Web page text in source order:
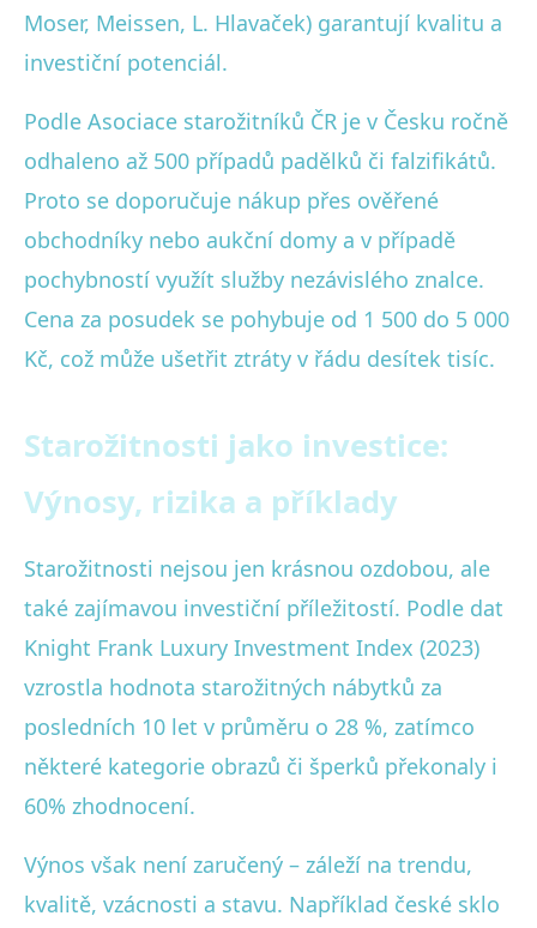
Moser, Meissen, L. Hlavaček) garantují kvalitu a
investiční potenciál.
Podle Asociace starožitníků ČR je v Česku ročně
odhaleno až 500 případů padělků či falzifikátů.
Proto se doporučuje nákup přes ověřené
obchodníky nebo aukční domy a v případě
pochybností využít služby nezávislého znalce.
Cena za posudek se pohybuje od 1 500 do 5 000
Kč, což může ušetřit ztráty v řádu desítek tisíc.
Starožitnosti jako investice:
Výnosy, rizika a příklady
Starožitnosti nejsou jen krásnou ozdobou, ale
také zajímavou investiční příležitostí. Podle dat
Knight Frank Luxury Investment Index (2023)
vzrostla hodnota starožitných nábytků za
posledních 10 let v průměru o 28 %, zatímco
některé kategorie obrazů či šperků překonaly i
60% zhodnocení.
Výnos však není zaručený – záleží na trendu,
kvalitě, vzácnosti a stavu. Například české sklo